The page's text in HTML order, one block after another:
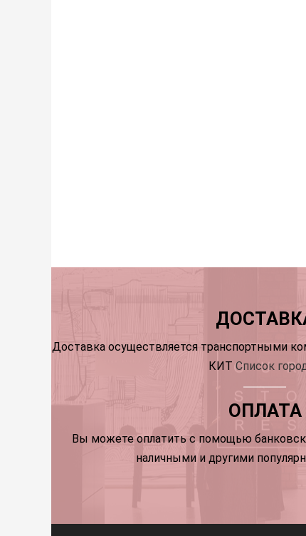
Доставка осуществляется транспортными
КИТСписок
ОПЛАТА
Вы можете оплатить с помощью
наличными и другими